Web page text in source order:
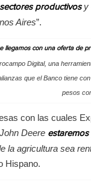
productivosy
Aires”.
llegamos con una oferta de
Digital, una
que el Banco tiene
pesos
con las cuales
Deere
la agricultura sea
Hispano.